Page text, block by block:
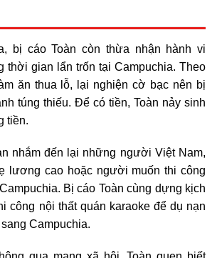
bị cáo Toàn còn thừa nhận hành vi
thời gian lẩn trốn tại Campuchia. Theo
ăn thua lỗ, lại nghiện cờ bạc nên bị
túng thiếu. Để có tiền, Toàn nảy sinh
tiền.
nhắm đến lại những người Việt Nam,
lương cao hoặc người muốn thi công
Bị cáo Toàn cùng dựng kịch
công nội thất quán karaoke để dụ nạn
Campuchia.